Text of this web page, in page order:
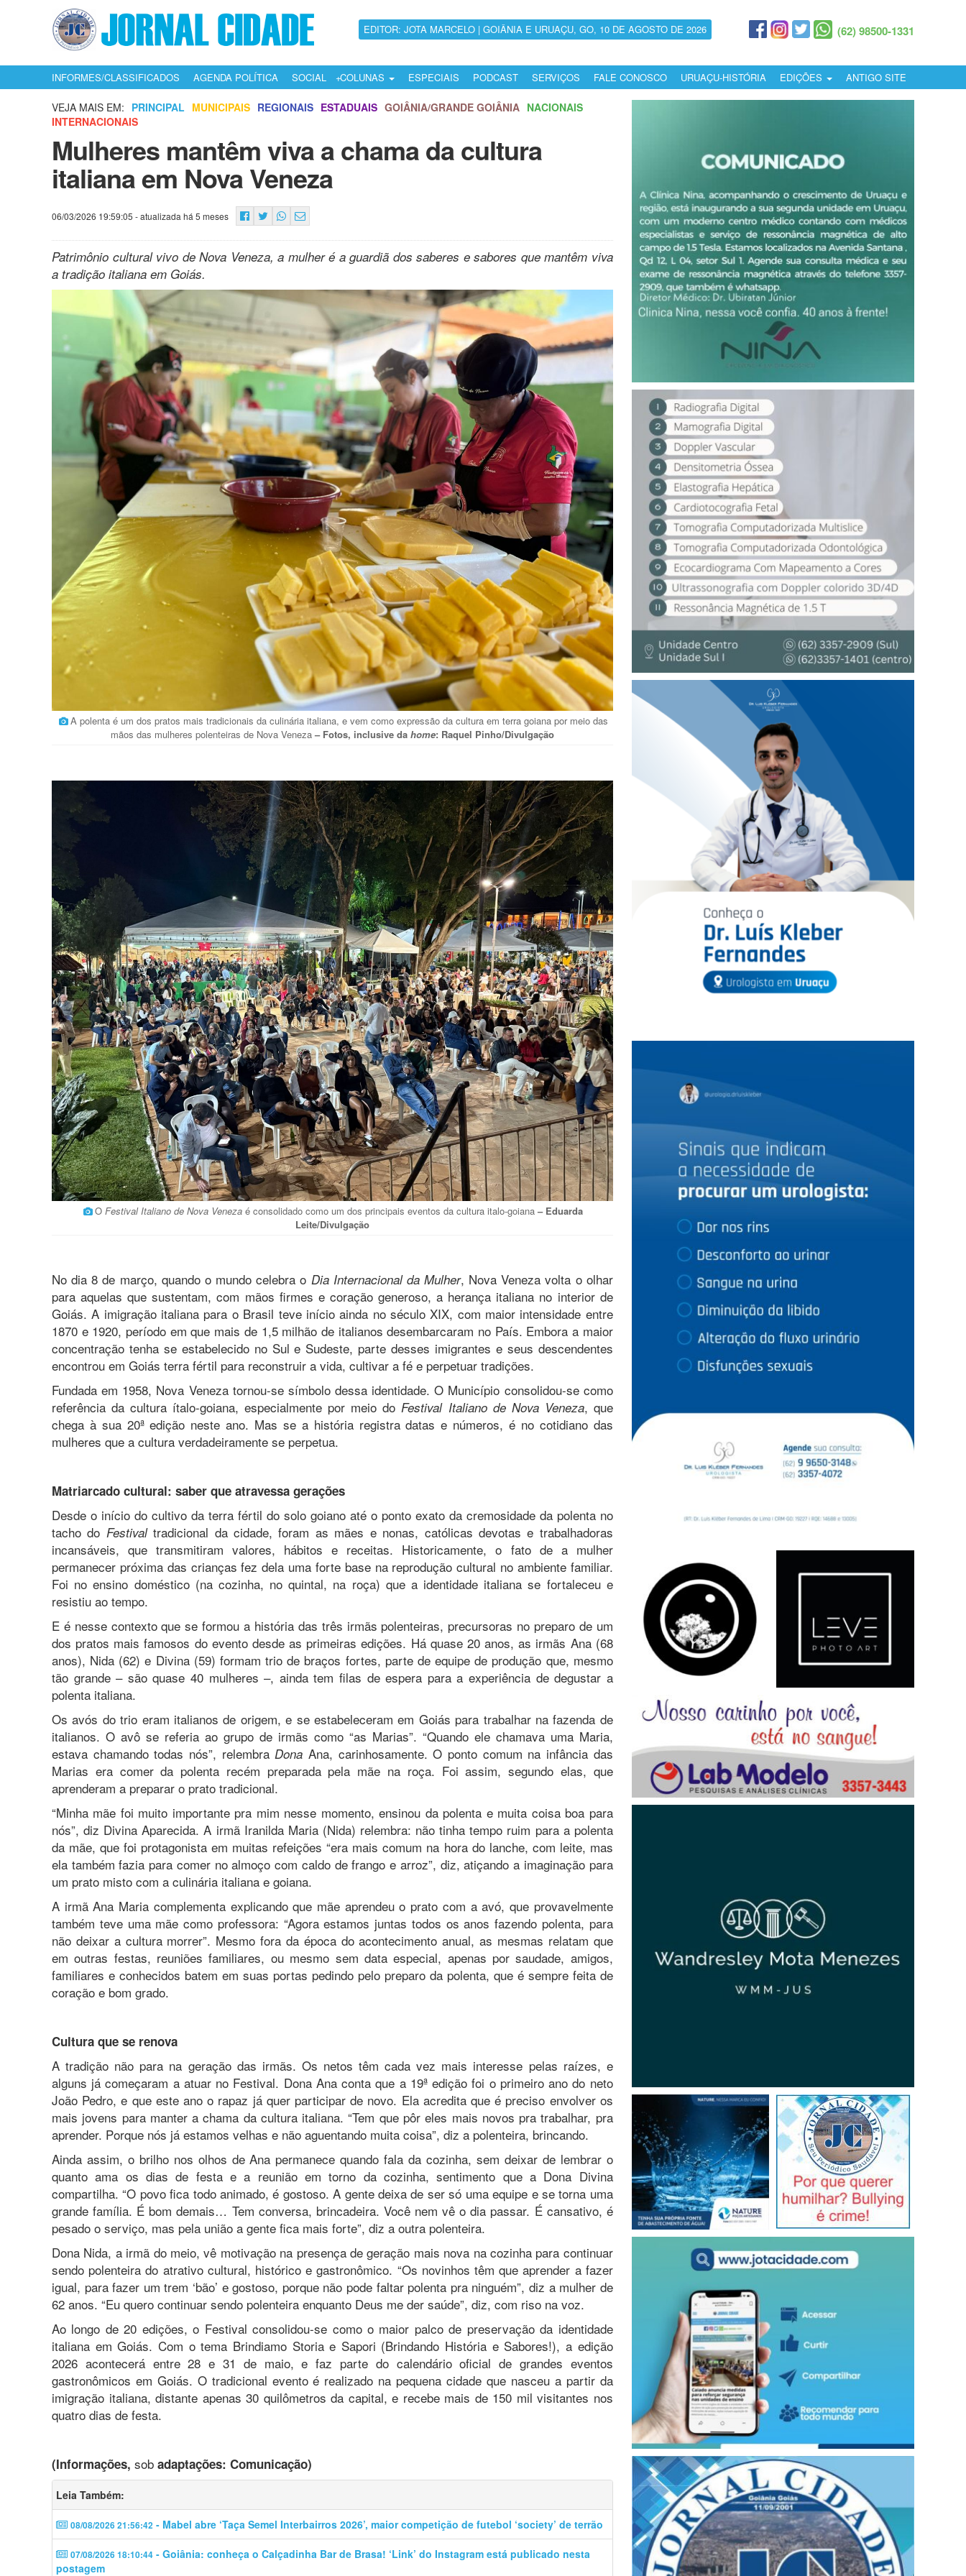
EDITOR: JOTA MARCELO | GOIÂNIA E URUAÇU, GO, 10 DE AGOSTO DE 2026 (62) 98500-1331
INFORMES/CLASSIFICADOS AGENDA POLÍTICA SOCIAL COLUNAS ESPECIAIS PODCAST SERVIÇOS FALE CONOSCO URUAÇU-HISTÓRIA EDIÇÕES ANTIGO SITE
VEJA MAIS EM: PRINCIPAL MUNICIPAIS REGIONAIS ESTADUAIS GOIÂNIA/GRANDE GOIÂNIA NACIONAIS
INTERNACIONAIS
Mulheres mantêm viva a chama da cultura
italiana em Nova Veneza
06/03/2026 19:59:05 - atualizada há 5 meses
Patrimônio cultural vivo de Nova Veneza, a mulher é a guardiã dos saberes e sabores que mantêm viva
a tradição italiana em Goiás.
A polenta é um dos pratos mais tradicionais da culinária italiana, e vem como expressão da cultura em terra goiana por meio das
mãos das mulheres polenteiras de Nova Veneza – Fotos, inclusive da home: Raquel Pinho/Divulgação
OFestival Italiano de Nova Veneza é consolidado como um dos principais eventos da cultura italo-goiana– Eduarda
Leite/Divulgação
No dia 8 de março, quando o mundo celebra o Dia Internacional da Mulher, Nova Veneza volta o olhar
para aquelas que sustentam, com mãos firmes e coração generoso, a herança italiana no interior de
Goiás. A imigração italiana para o Brasil teve início ainda no século XIX, com maior intensidade entre
1870 e 1920, período em que mais de 1,5 milhão de italianos desembarcaram no País. Embora a maior
concentração tenha se estabelecido no Sul e Sudeste, parte desses imigrantes e seus descendentes
encontrou em Goiás terra fértil para reconstruir a vida, cultivar a fé e perpetuar tradições.
Fundada em 1958, Nova Veneza tornou-se símbolo dessa identidade. O Município consolidou-se como
referência da cultura ítalo-goiana, especialmente por meio doFestival Italiano de Nova Veneza, que
chega à sua 20ª edição neste ano. Mas se a história registra datas e números, é no cotidiano das
mulheres que a cultura verdadeiramente se perpetua.
Matriarcado cultural: saber que atravessa gerações
Desde o início do cultivo da terra fértil do solo goiano até o ponto exato da cremosidade da polenta no
tacho do Festivaltradicional da cidade, foram as mães e nonas, católicas devotas e trabalhadoras
incansáveis, que transmitiram valores, hábitos e receitas. Historicamente, o fato de a mulher
permanecer próxima das crianças fez dela uma forte base na reprodução cultural no ambiente familiar.
Foi no ensino doméstico (na cozinha, no quintal, na roça) que a identidade italiana se fortaleceu e
resistiu ao tempo.
E é nesse contexto que se formou a história das três irmãs polenteiras, precursoras no preparo de um
dos pratos mais famosos do evento desde as primeiras edições. Há quase 20 anos, as irmãs Ana (68
anos), Nida (62) e Divina (59) formam trio de braços fortes, parte de equipe de produção que, mesmo
tão grande – são quase 40 mulheres –, ainda tem filas de espera para a experiência de degustar a
polenta italiana.
Os avós do trio eram italianos de origem, e se estabeleceram em Goiás para trabalhar na fazenda de
italianos. O avô se referia ao grupo de irmãs como “as Marias”. “Quando ele chamava uma Maria,
estava chamando todas nós”, relembraDona Ana, carinhosamente. O ponto comum na infância das
Marias era comer da polenta recém preparada pela mãe na roça. Foi assim, segundo elas, que
aprenderam a preparar o prato tradicional.
“Minha mãe foi muito importante pra mim nesse momento, ensinou da polenta e muita coisa boa para
nós”, diz Divina Aparecida. A irmã Iranilda Maria (Nida) relembra: não tinha tempo ruim para a polenta
da mãe, que foi protagonista em muitas refeições “era mais comum na hora do lanche, com leite, mas
ela também fazia para comer no almoço com caldo de frango e arroz”, diz, atiçando a imaginação para
um prato misto com a culinária italiana e goiana.
A irmã Ana Maria complementa explicando que mãe aprendeu o prato com a avó, que provavelmente
também teve uma mãe como professora: “Agora estamos juntas todos os anos fazendo polenta, para
não deixar a cultura morrer”. Mesmo fora da época do acontecimento anual, as mesmas relatam que
em outras festas, reuniões familiares, ou mesmo sem data especial, apenas por saudade, amigos,
familiares e conhecidos batem em suas portas pedindo pelo preparo da polenta, que é sempre feita de
coração e bom grado.
Cultura que se renova
A tradição não para na geração das irmãs. Os netos têm cada vez mais interesse pelas raízes, e
alguns já começaram a atuar no Festival. Dona Ana conta que a 19ª edição foi o primeiro ano do neto
João Pedro, e que este ano o rapaz já quer participar de novo. Ela acredita que é preciso envolver os
mais jovens para manter a chama da cultura italiana. “Tem que pôr eles mais novos pra trabalhar, pra
aprender. Porque nós já estamos velhas e não aguentando muita coisa”, diz a polenteira, brincando.
Ainda assim, o brilho nos olhos de Ana permanece quando fala da cozinha, sem deixar de lembrar o
quanto ama os dias de festa e a reunião em torno da cozinha, sentimento que a Dona Divina
compartilha. “O povo fica todo animado, é gostoso. A gente deixa de ser só uma equipe e se torna uma
grande família. É bom demais… Tem conversa, brincadeira. Você nem vê o dia passar. É cansativo, é
pesado o serviço, mas pela união a gente fica mais forte”, diz a outra polenteira.
Dona Nida, a irmã do meio, vê motivação na presença de geração mais nova na cozinha para continuar
sendo polenteira do atrativo cultural, histórico e gastronômico. “Os novinhos têm que aprender a fazer
igual, para fazer um trem ‘bão’ e gostoso, porque não pode faltar polenta pra ninguém”, diz a mulher de
62 anos. “Eu quero continuar sendo polenteira enquanto Deus me der saúde”, diz, com riso na voz.
Ao longo de 20 edições, o Festival consolidou-se como o maior palco de preservação da identidade
italiana em Goiás. Com o tema Brindiamo Storia e Sapori (Brindando História e Sabores!), a edição
2026 acontecerá entre 28 e 31 de maio, e faz parte do calendário oficial de grandes eventos
gastronômicos em Goiás. O tradicional evento é realizado na pequena cidade que nasceu a partir da
imigração italiana, distante apenas 30 quilômetros da capital, e recebe mais de 150 mil visitantes nos
quatro dias de festa.
(Informações, sob adaptações: Comunicação)
Leia Também:
08/08/2026 21:56:42 - Mabel abre ‘Taça Semel Interbairros 2026’, maior competição de futebol ‘society’ de terrão
07/08/2026 18:10:44 - Goiânia: conheça o Calçadinha Bar de Brasa! ‘Link’ do Instagram está publicado nesta
postagem